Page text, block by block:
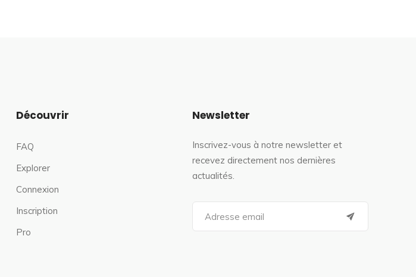
Découvrir
FAQ
Explorer
Connexion
Inscription
Pro
Newsletter
Inscrivez-vous à notre newsletter et
recevez directement nos dernières
actualités.
a